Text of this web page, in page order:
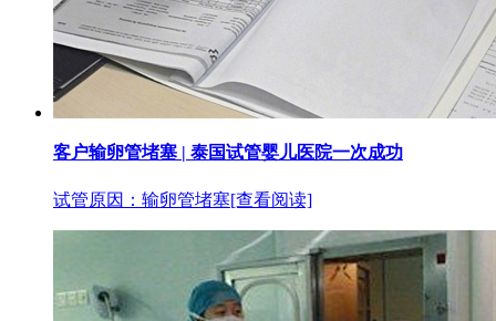
客户输卵管堵塞 | 泰国试管婴儿医院一次成功
试管原因：输卵管堵塞[查看阅读]